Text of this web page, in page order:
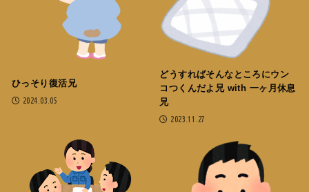
ひっそり復活兄
2024.03.05
どうすればそんなところにウン
コつくんだよ兄 with 一ヶ月休息
兄
2023.11.27